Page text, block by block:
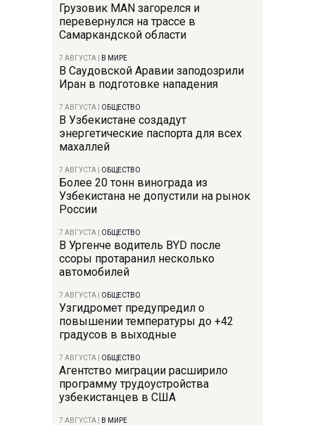
Грузовик MAN загорелся и
перевернулся на трассе в
Самаркандской области
7 АВГУСТА В МИРЕ
В Саудовской Аравии заподозрили
Иран в подготовке нападения
7 АВГУСТА ОБЩЕСТВО
В Узбекистане создадут
энергетические паспорта для всех
махаллей
7 АВГУСТА ОБЩЕСТВО
Более 20 тонн винограда из
Узбекистана не допустили на рынок
России
7 АВГУСТА ОБЩЕСТВО
В Ургенче водитель BYD после
ссоры протаранил несколько
автомобилей
7 АВГУСТА ОБЩЕСТВО
Узгидромет предупредил о
повышении температуры до +42
градусов в выходные
7 АВГУСТА ОБЩЕСТВО
Агентство миграции расширило
программу трудоустройства
узбекистанцев в США
7 АВГУСТА В МИРЕ